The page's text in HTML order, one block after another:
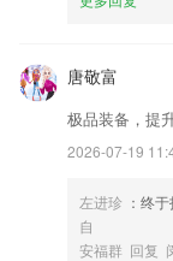
唐敬富
极品装备，提
2026-07-19
左进珍 ：终
自
安福群 回复